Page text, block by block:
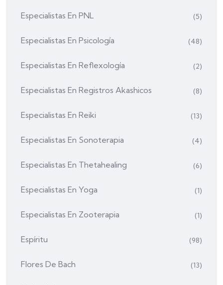
Especialistas En PNL (5)
Especialistas En Psicología (48)
Especialistas En Reflexología (2)
Especialistas En Registros Akashicos (8)
Especialistas En Reiki (13)
Especialistas En Sonoterapia (4)
Especialistas En Thetahealing (6)
Especialistas En Yoga (1)
Especialistas En Zooterapia (1)
Espíritu (98)
Flores De Bach (13)